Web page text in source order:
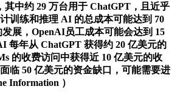
其中约 29 万台用于 ChatGPT，且近乎
训练和推理 AI 的总成本可能达到 70
展，OpenAI员工成本可能会达到 15
每年从 ChatGPT 获得约 20 亿美元的
的收费访问中获得近 10 亿美元的收
临 50 亿美元的资金缺口，可能需要进
Information ）